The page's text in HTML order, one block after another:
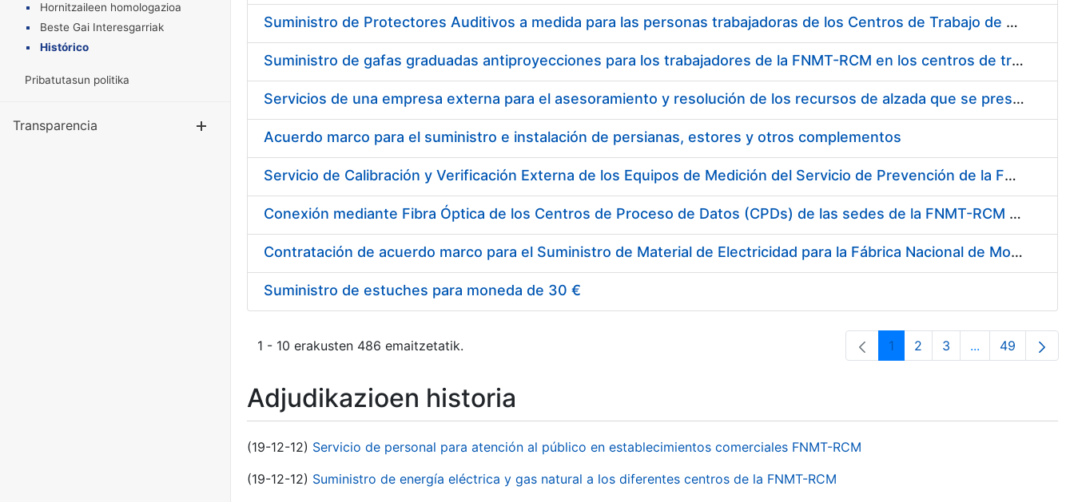
Hornitzaileen homologazioa
Beste Gai Interesgarriak
Histórico
Pribatutasun politika
Transparencia Erakutsi/Ezkutatu
Suministro de Protectores Auditivos a medida para las personas trabajadoras de los Centros de Trabajo de Madrid y Burgos
Suministro de gafas graduadas antiproyecciones para los trabajadores de la FNMT-RCM en los centros de trabajo de Madrid y Burgos
Servicios de una empresa externa para el asesoramiento y resolución de los recursos de alzada que se presentan relacionados con procesos de selección para la FNMT-RCM
Acuerdo marco para el suministro e instalación de persianas, estores y otros complementos
Servicio de Calibración y Verificación Externa de los Equipos de Medición del Servicio de Prevención de la FNMT-RCM
Conexión mediante Fibra Óptica de los Centros de Proceso de Datos (CPDs) de las sedes de la FNMT-RCM de Burgos y Madrid
Contratación de acuerdo marco para el Suministro de Material de Electricidad para la Fábrica Nacional de Moneda y Timbre-Real Casa de la Moneda en su centro de trabajo de Burgos
Suministro de estuches para moneda de 30 €
1 - 10 erakusten 486 emaitzetatik. Orrialdea
1 Orrialdea
2 Orrialdea
3 ...Intermediate
Orrialdea
49
Adjudikazioen historia
(19-12-12) Servicio de personal para atención al público en establecimientos comerciales FNMT-RCM
(19-12-12) Suministro de energía eléctrica y gas natural a los diferentes centros de la FNMT-RCM